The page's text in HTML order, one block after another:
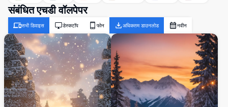
संबंधित एचडी वॉलपेपर
सभी डिवाइस डेस्कटॉप फोन अधिकतम डाउनलोड नवीन